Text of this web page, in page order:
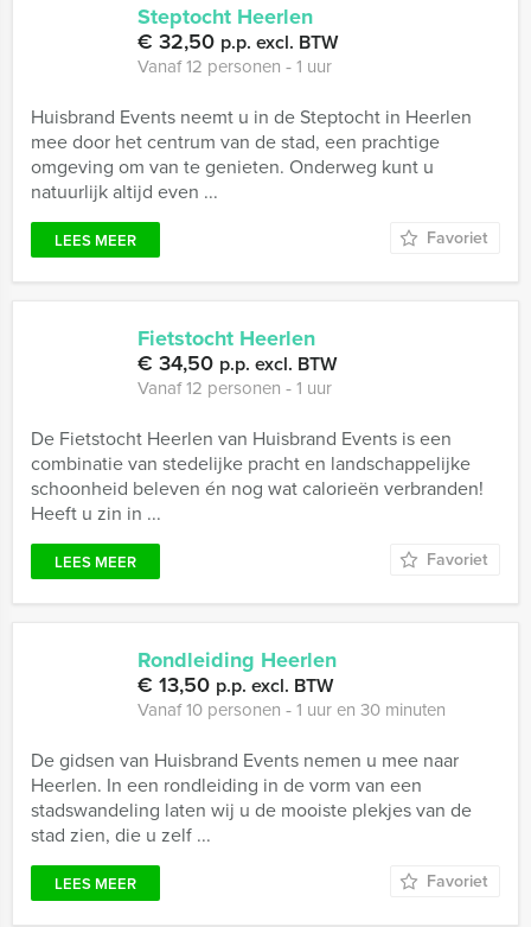
Steptocht Heerlen
€ 32,50 p.p. excl. BTW
Vanaf 12 personen ‐ 1 uur
Huisbrand Events neemt u in de Steptocht in Heerlen
mee door het centrum van de stad, een prachtige
omgeving om van te genieten. Onderweg kunt u
natuurlijk altijd even ...
LEES MEER Favoriet
Fietstocht Heerlen
€ 34,50 p.p. excl. BTW
Vanaf 12 personen ‐ 1 uur
De Fietstocht Heerlen van Huisbrand Events is een
combinatie van stedelijke pracht en landschappelijke
schoonheid beleven én nog wat calorieën verbranden!
Heeft u zin in ...
LEES MEER Favoriet
Rondleiding Heerlen
€ 13,50 p.p. excl. BTW
Vanaf 10 personen ‐ 1 uur en 30 minuten
De gidsen van Huisbrand Events nemen u mee naar
Heerlen. In een rondleiding in de vorm van een
stadswandeling laten wij u de mooiste plekjes van de
stad zien, die u zelf ...
LEES MEER Favoriet